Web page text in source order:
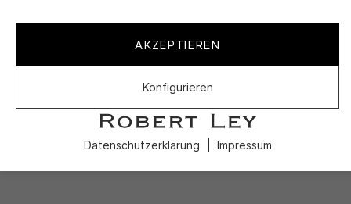
AKZEPTIEREN
Konfigurieren
Datenschutzerklärung Impressum